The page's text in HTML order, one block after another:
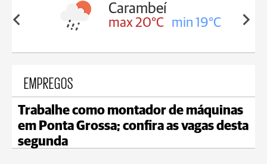
19°C
Jaguariaíva
max 18°C min 18°C
EMPREGOS
Trabalhe como montador de máquinas
em Ponta Grossa; confira as vagas desta
segunda